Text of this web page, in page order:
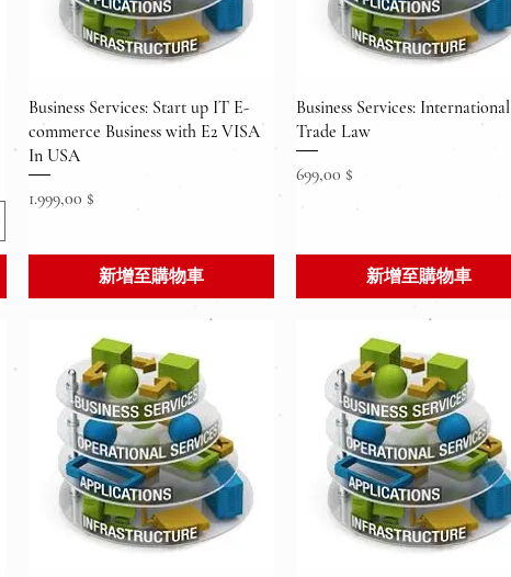
快速瀏覽
Business Services: Start up IT E-
commerce Business with E2 VISA
In USA
價格
1.999,00 $
新增至購物車
快速瀏覽
Business Services: International
Trade Law
價格
699,00 $
新增至購物車